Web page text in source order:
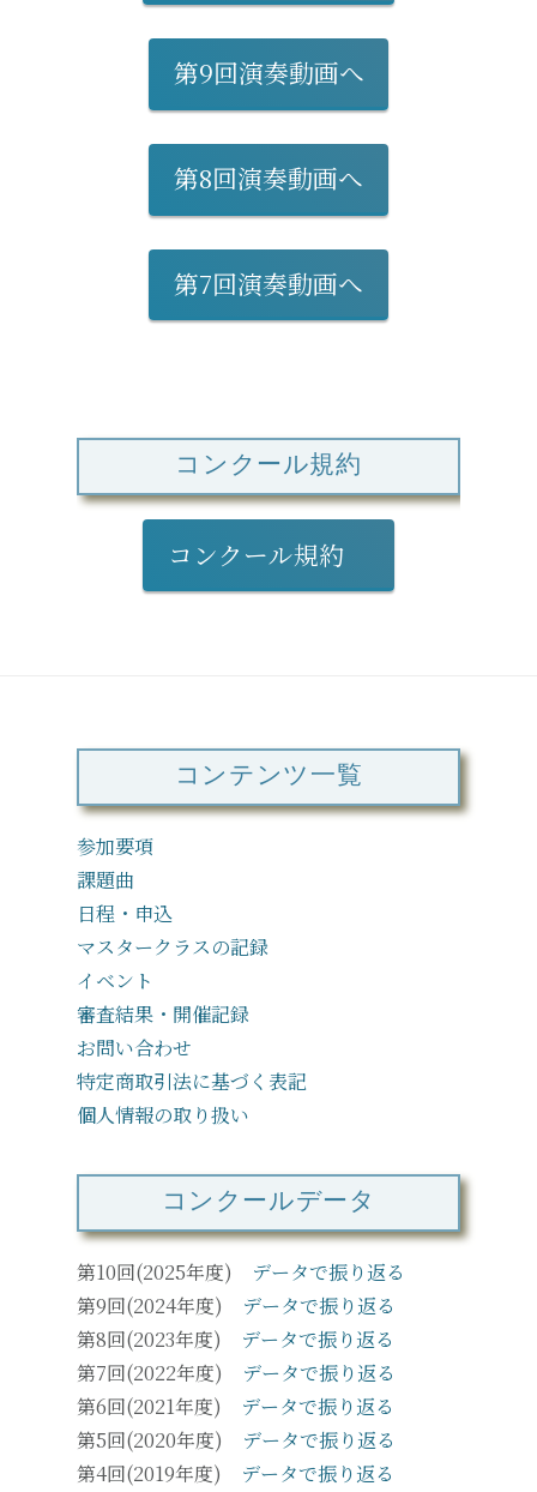
第9回演奏動画へ
第8回演奏動画へ
第7回演奏動画へ
コンクール規約
コンクール規約
コンテンツ一覧
参加要項
課題曲
日程・申込
マスタークラスの記録
イベント
審査結果・開催記録
お問い合わせ
特定商取引法に基づく表記
個人情報の取り扱い
コンクールデータ
第10回(2025年度) データで振り返る
第9回(2024年度) データで振り返る
第8回(2023年度) データで振り返る
第7回(2022年度) データで振り返る
第6回(2021年度) データで振り返る
第5回(2020年度) データで振り返る
第4回(2019年度) データで振り返る